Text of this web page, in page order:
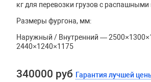
кг для перевозки грузов с распашными
Размеры фургона, мм:
Наружный / Внутренний —
2440×1240×1175
340000 руб Гарантия лучшей